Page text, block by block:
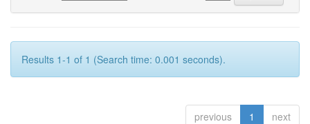
Results 1-1 of 1 (Search time: 0.001 seconds).
previous 1 next